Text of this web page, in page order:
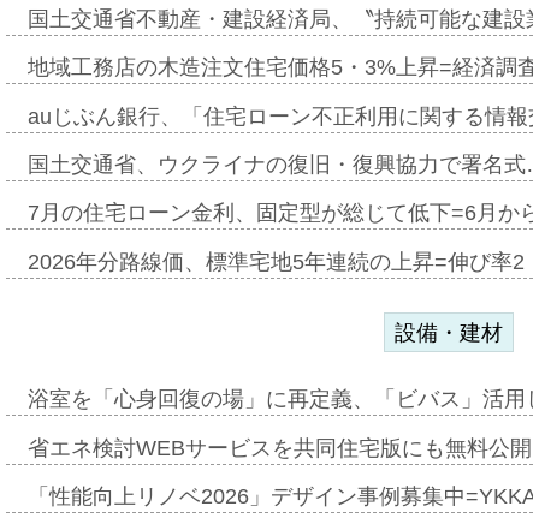
国土交通省不動産・建設経済局、〝持続可能な建
地域工務店の木造注文住宅価格5・3%上昇=経済調
auじぶん銀行、「住宅ローン不正利用に関する情
国土交通省、ウクライナの復旧・復興協力で署名
7月の住宅ローン金利、固定型が総じて低下=6月か
2026年分路線価、標準宅地5年連続の上昇=伸び率
設備・建材
浴室を「心身回復の場」に再定義、「ビバス」活
省エネ検討WEBサービスを共同住宅版にも無料公
「性能向上リノベ2026」デザイン事例募集中